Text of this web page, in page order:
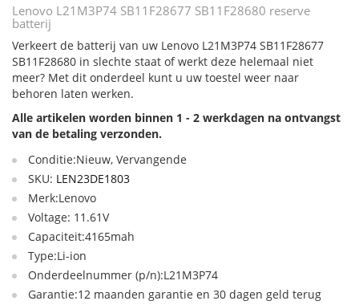
Lenovo L21M3P74 SB11F28677 SB11F28680 reserve
batterij
Verkeert de batterij van uw Lenovo L21M3P74 SB11F28677
SB11F28680 in slechte staat of werkt deze helemaal niet
meer? Met dit onderdeel kunt u uw toestel weer naar
behoren laten werken.
Alle artikelen worden binnen 1 - 2 werkdagen na ontvangst
van de betaling verzonden.
Conditie:Nieuw, Vervangende
SKU: LEN23DE1803
Merk:Lenovo
Voltage: 11.61V
Capaciteit:4165mah
Type:Li-ion
Onderdeelnummer (p/n):L21M3P74
Garantie:12 maanden garantie en 30 dagen geld terug